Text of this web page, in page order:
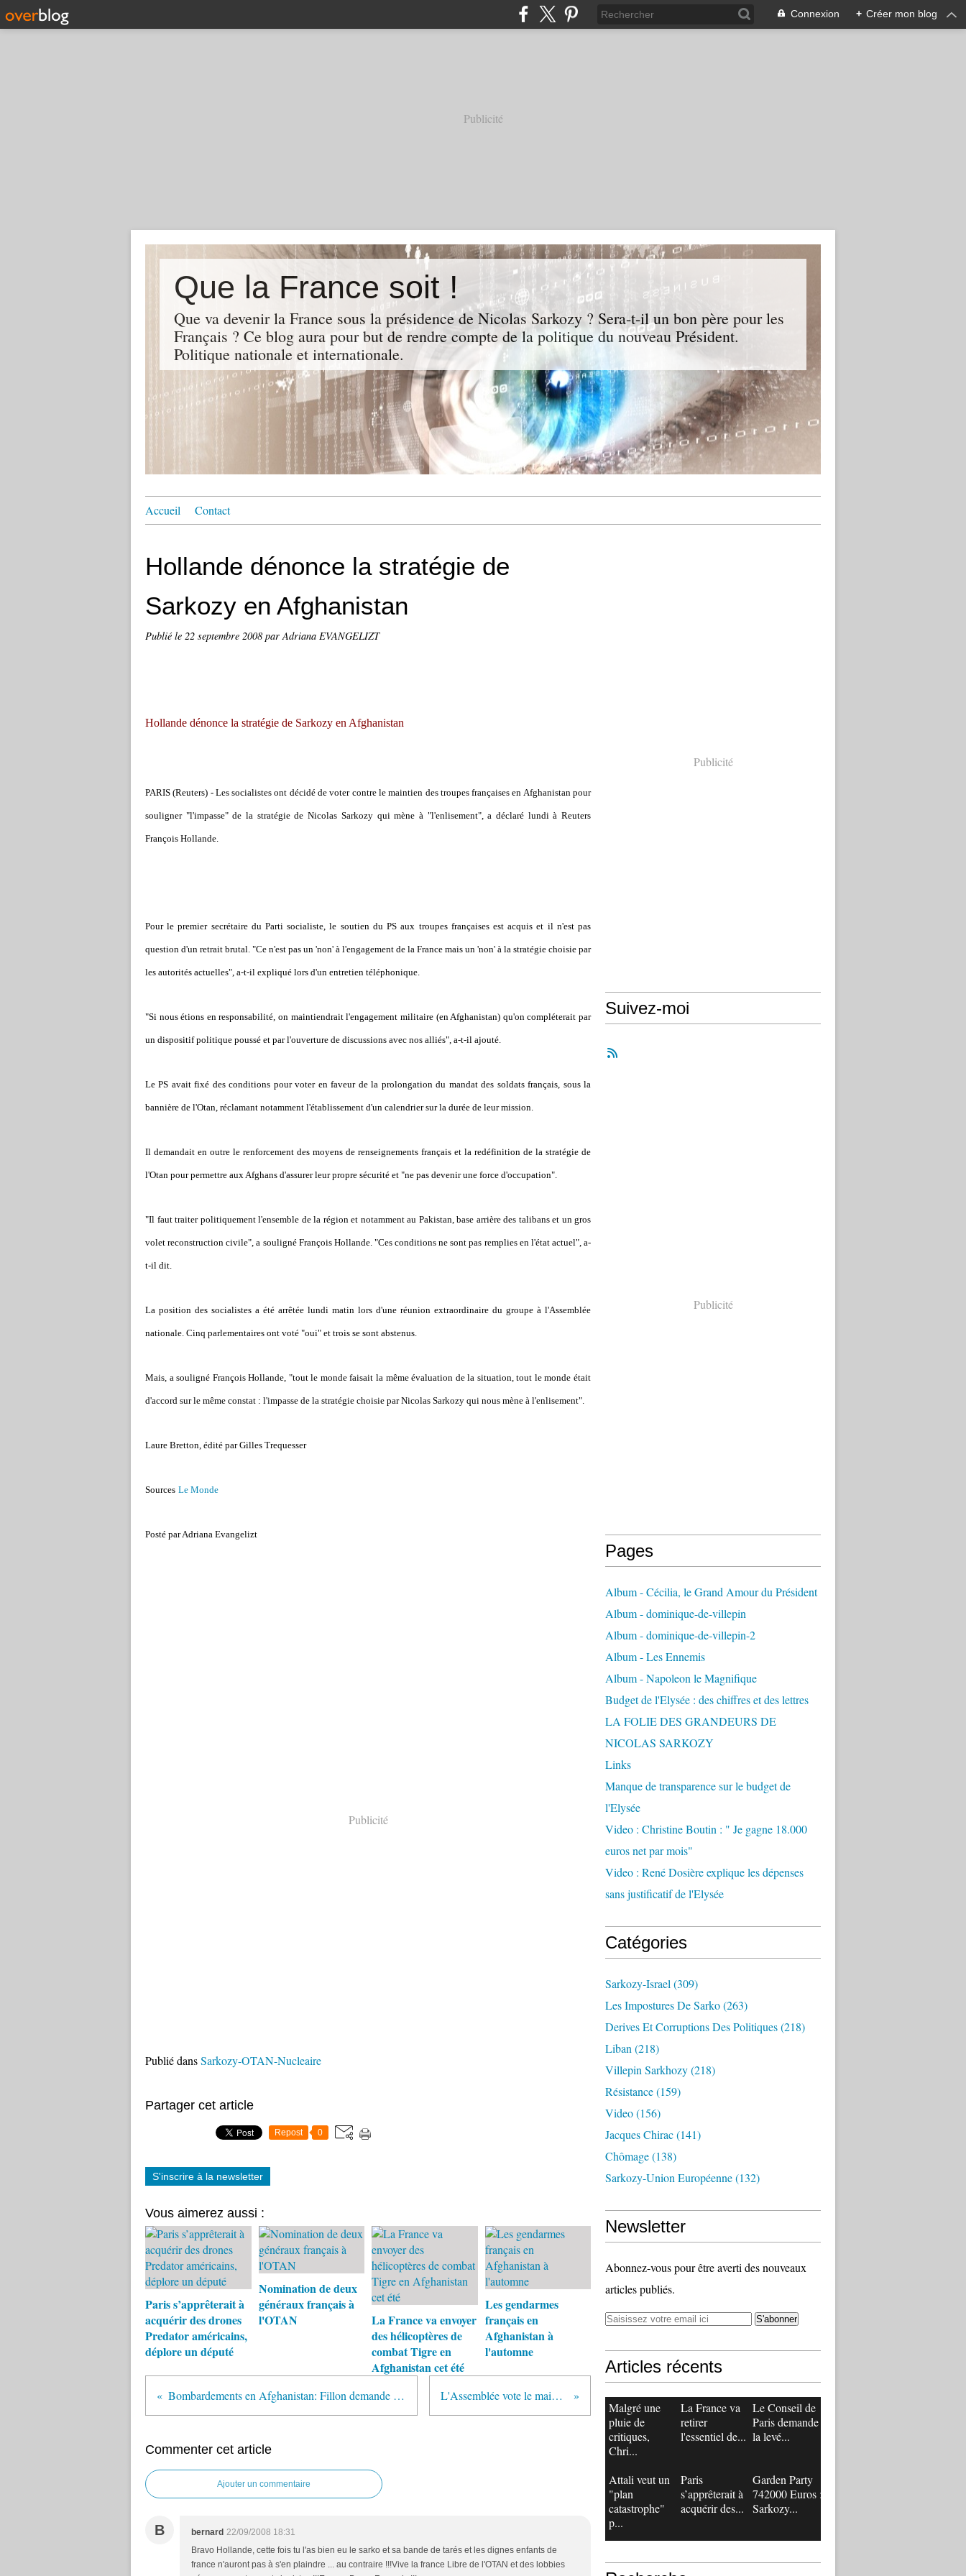
Connexion + Créer mon blog
Publicité
Que la France soit !
Que va devenir la France sous la présidence de Nicolas Sarkozy ? Sera-t-il un bon père pour les
Français ? Ce blog aura pour but de rendre compte de la politique du nouveau Président.
Politique nationale et internationale.
Accueil Contact
Hollande dénonce la stratégie de
Sarkozy en Afghanistan
Publié le 22 septembre 2008 par Adriana EVANGELIZT
Hollande dénonce la stratégie de Sarkozy en Afghanistan
PARIS (Reuters) - Les socialistes ont décidé de voter contre le maintien des troupes françaises en Afghanistan pour
souligner "l'impasse" de la stratégie de Nicolas Sarkozy qui mène à "l'enlisement", a déclaré lundi à Reuters
François Hollande.
Pour le premier secrétaire du Parti socialiste, le soutien du PS aux troupes françaises est acquis et il n'est pas
question d'un retrait brutal. "Ce n'est pas un 'non' à l'engagement de la France mais un 'non' à la stratégie choisie par
les autorités actuelles", a-t-il expliqué lors d'un entretien téléphonique.
"Si nous étions en responsabilité, on maintiendrait l'engagement militaire (en Afghanistan) qu'on compléterait par
un dispositif politique poussé et par l'ouverture de discussions avec nos alliés", a-t-il ajouté.
Le PS avait fixé des conditions pour voter en faveur de la prolongation du mandat des soldats français, sous la
bannière de l'Otan, réclamant notamment l'établissement d'un calendrier sur la durée de leur mission.
Il demandait en outre le renforcement des moyens de renseignements français et la redéfinition de la stratégie de
l'Otan pour permettre aux Afghans d'assurer leur propre sécurité et "ne pas devenir une force d'occupation".
"Il faut traiter politiquement l'ensemble de la région et notamment au Pakistan, base arrière des talibans et un gros
volet reconstruction civile", a souligné François Hollande. "Ces conditions ne sont pas remplies en l'état actuel", a-
t-il dit.
La position des socialistes a été arrêtée lundi matin lors d'une réunion extraordinaire du groupe à l'Assemblée
nationale. Cinq parlementaires ont voté "oui" et trois se sont abstenus.
Mais, a souligné François Hollande, "tout le monde faisait la même évaluation de la situation, tout le monde était
d'accord sur le même constat : l'impasse de la stratégie choisie par Nicolas Sarkozy qui nous mène à l'enlisement".
Laure Bretton, édité par Gilles Trequesser
Sources Le Monde
Posté par Adriana Evangelizt
Publicité
Publié dansSarkozy-OTAN-Nucleaire
Partager cet article
Repost 0
S'inscrire à la newsletter
Vous aimerez aussi :
Paris s’apprêterait à
acquérir des drones
Predator américains,
déplore un député
Nomination de deux
généraux français à
l'OTAN
La France va envoyer
des hélicoptères de
combat Tigre en
Afghanistan cet été
Les gendarmes
français en
Afghanistan à
l'automne
Bombardements en Afghanistan: Fillon demande aux alliés de la "vigilance" L'Assemblée vote le maintien des troupes
Commenter cet article
Ajouter un commentaire
B bernard 22/09/2008 18:31
Bravo Hollande, cette fois tu l'as bien eu le sarko et sa bande de tarés et les dignes enfants de
france n'auront pas à s'en plaindre ... au contraire !!!Vive la france Libre de l'OTAN et des lobbies
Publicité
Suivez-moi
Publicité
Pages
Album - Cécilia, le Grand Amour du Président
Album - dominique-de-villepin
Album - dominique-de-villepin-2
Album - Les Ennemis
Album - Napoleon le Magnifique
Budget de l'Elysée : des chiffres et des lettres
LA FOLIE DES GRANDEURS DE
NICOLAS SARKOZY
Links
Manque de transparence sur le budget de
l'Elysée
Video : Christine Boutin : " Je gagne 18.000
euros net par mois"
Video : René Dosière explique les dépenses
sans justificatif de l'Elysée
Catégories
Sarkozy-Israel (309)
Les Impostures De Sarko(263)
Derives Et Corruptions Des Politiques(218)
Liban (218)
Villepin Sarkhozy(218)
Résistance(159)
Video(156)
Jacques Chirac(141)
Chômage(138)
Sarkozy-Union Européenne(132)
Newsletter
Abonnez-vous pour être averti des nouveaux
articles publiés.
Articles récents
Malgré une
pluie de
critiques,
Chri...
La France va
retirer
l'essentiel de...
Le Conseil de
Paris demande
la levé...
Attali veut un
"plan
catastrophe"
p...
Paris
s’apprêterait à
acquérir des...
Garden Party
742000 Euros :
Sarkozy...